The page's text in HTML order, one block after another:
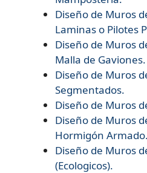
Diseño de Muros
Laminas o Pilotes
Diseño de Muros
Malla de Gaviones.
Diseño de Muros
Segmentados.
Diseño de Muros
Diseño de Muros
Hormigón Armado.
Diseño de Muros
(Ecologicos).